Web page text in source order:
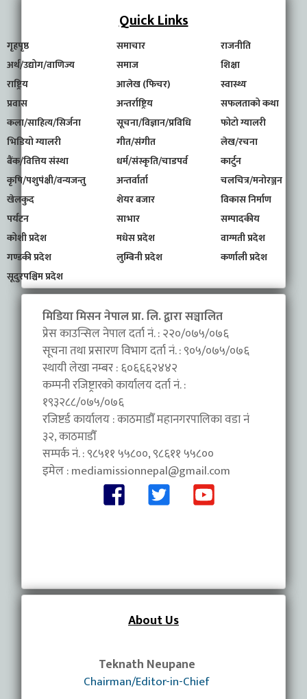
Quick Links
गृहपृष्ठ समाचार
राजनीति
अर्थ/उद्योग/वाणिज्य
समाज
शिक्षा
राष्ट्रिय
आलेख (फिचर)
स्वास्थ्य
प्रवास
अन्तर्राष्ट्रिय
सफलताको कथा
कला/साहित्य/सिर्जना
सूचना/विज्ञान/प्रविधि
फोटो ग्यालरी
भिडियो ग्यालरी
गीत/संगीत
लेख/रचना
बैंक/वित्तिय संस्था
धर्म/संस्कृति/चाडपर्व
कार्टुन
कृषि/पशुपंक्षी/वन्यजन्तु
अन्तर्वार्ता
चलचित्र/मनोरञ्जन
खेलकुद
शेयर बजार
विकास निर्माण
पर्यटन
साभार
सम्पादकीय
कोशी प्रदेश
मधेस प्रदेश
वाग्मती प्रदेश
गण्डकी प्रदेश
लुम्बिनी प्रदेश
कर्णाली प्रदेश
सूदुरपश्चिम प्रदेश
मिडिया मिसन नेपाल प्रा. लि. द्वारा सञ्चालित
प्रेस काउन्सिल नेपाल दर्ता नं. : २२०/०७५/०७६
सूचना तथा प्रसारण विभाग दर्ता नं. : ९०५/०७५/०७६
स्थायी लेखा नम्बर : ६०६६६२४४२
कम्पनी रजिष्ट्रारको कार्यालय दर्ता नं. :
१९३२८८/०७५/०७६
रजिष्टर्ड कार्यालय : काठमाडौँ महानगरपालिका वडा नंं
३२, काठमाडौँ
सम्पर्क नं. : ९८५११ ५५८००, ९८६११ ५५८००
इमेल :mediamissionnepal@gmail.com
About Us
Teknath Neupane
Chairman/Editor-in-Chief